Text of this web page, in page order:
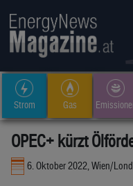
Strom Gas
OPEC+ kürzt
6. Oktober 2022, Wien/